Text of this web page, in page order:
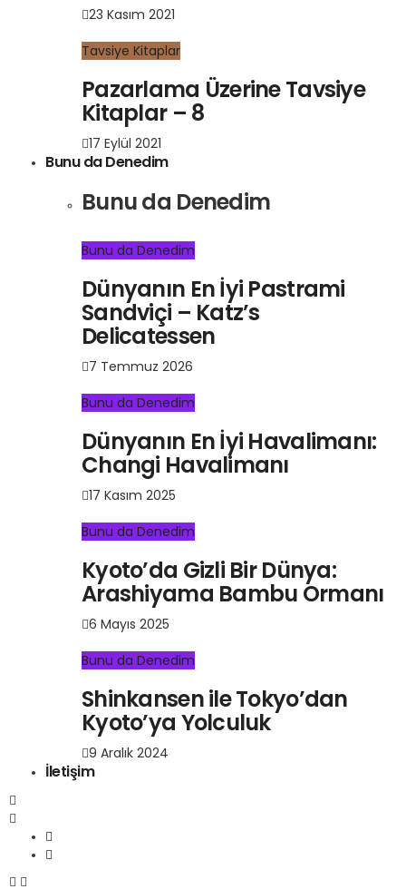
23 Kasım 2021
Tavsiye Kitaplar
Pazarlama Üzerine Tavsiye
Kitaplar – 8
17 Eylül 2021
Bunu da Denedim
Bunu da Denedim
Bunu da Denedim
Dünyanın En İyi Pastrami
Sandviçi – Katz’s
Delicatessen
7 Temmuz 2026
Bunu da Denedim
Dünyanın En İyi Havalimanı:
Changi Havalimanı
17 Kasım 2025
Bunu da Denedim
Kyoto’da Gizli Bir Dünya:
Arashiyama Bambu Ormanı
6 Mayıs 2025
Bunu da Denedim
Shinkansen ile Tokyo’dan
Kyoto’ya Yolculuk
9 Aralık 2024
İletişim